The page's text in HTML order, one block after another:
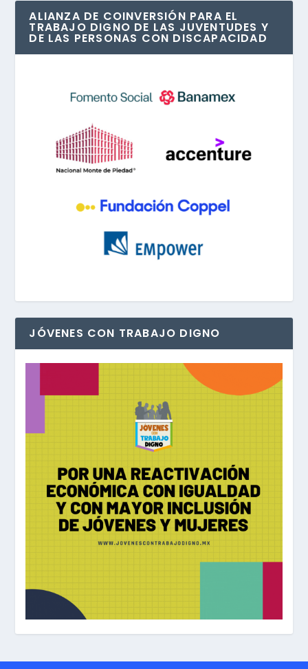
ALIANZA DE COINVERSIÓN PARA EL
TRABAJO DIGNO DE LAS JUVENTUDES Y
DE LAS PERSONAS CON DISCAPACIDAD
JÓVENES CON TRABAJO DIGNO